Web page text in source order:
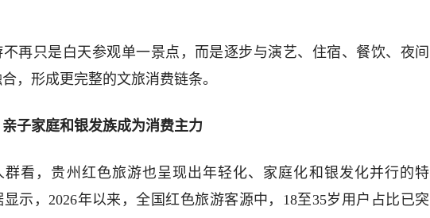
再只是白天参观单一景点，而是逐步与演艺、住宿、餐饮、夜间
，形成更完整的文旅消费链条。
子家庭和银发族成为消费主力
群看，贵州红色旅游也呈现出年轻化、家庭化和银发化并行的特
示，2026年以来，全国红色旅游客源中，18至35岁用户占比已突